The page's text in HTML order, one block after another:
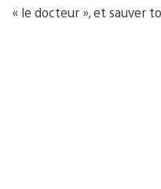
« le docteur », et sauver